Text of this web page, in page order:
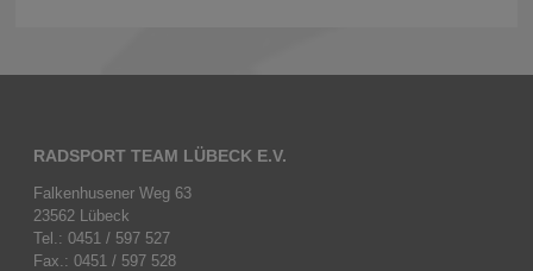
RADSPORT TEAM LÜBECK E.V.
Falkenhusener Weg 63
23562 Lübeck
Tel.: 0451 / 597 527
Fax.: 0451 / 597 528